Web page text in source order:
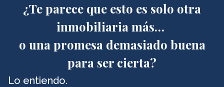
¿Te parece que esto es solo otra
inmobiliaria más…
o una promesa demasiado buena
para ser cierta?
Lo entiendo.